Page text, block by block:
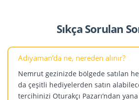
Sıkça Sorulan
Adıyaman’da ne, nereden alınır?
Nemrut gezinizde bölgede satılan
da çeşitli hediyelerden satın
tercihinizi Oturakçı Pazarı’ndan